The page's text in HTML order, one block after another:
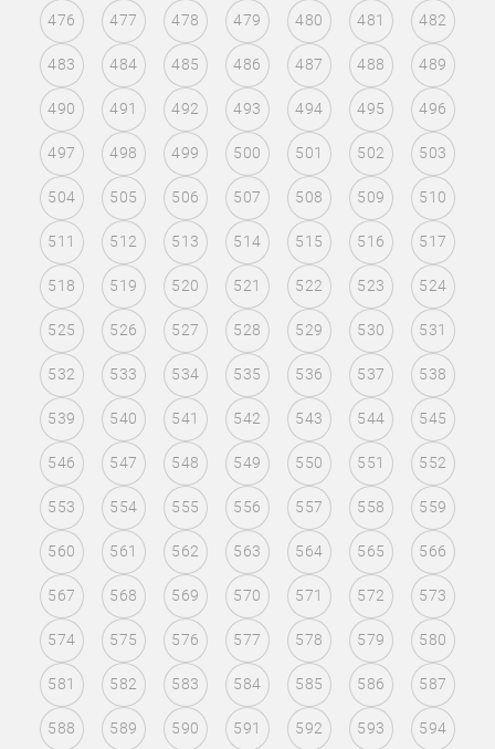
476 477 478 479 480 481 482
483 484 485 486 487 488 489
490 491 492 493 494 495 496
497 498 499 500 501 502 503
504 505 506 507 508 509 510
511 512 513 514 515 516 517
518 519 520 521 522 523 524
525 526 527 528 529 530 531
532 533 534 535 536 537 538
539 540 541 542 543 544 545
546 547 548 549 550 551 552
553 554 555 556 557 558 559
560 561 562 563 564 565 566
567 568 569 570 571 572 573
574 575 576 577 578 579 580
581 582 583 584 585 586 587
588 589 590 591 592 593 594